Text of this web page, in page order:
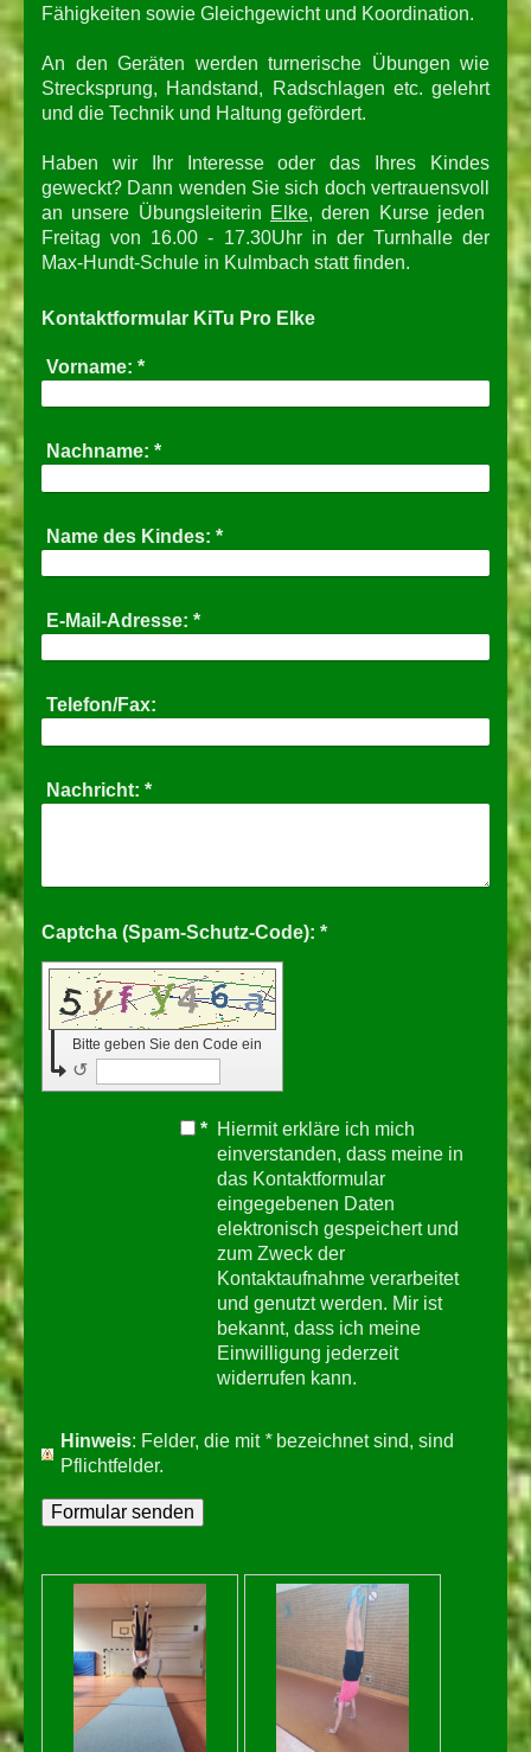
Fähigkeiten sowie Gleichgewicht und Koordination.
An den Geräten werden turnerische Übungen wie
Strecksprung, Handstand, Radschlagen etc. gelehrt
und die Technik und Haltung gefördert.
Haben wir Ihr Interesse oder das Ihres Kindes
geweckt? Dann wenden Sie sich doch vertrauensvoll
an unsere Übungsleiterin Elke, deren Kurse jeden
Freitag von 16.00 - 17.30Uhr in der Turnhalle der
Max-Hundt-Schule in Kulmbach statt finden.
Kontaktformular KiTu Pro Elke
Vorname: *
Nachname: *
Name des Kindes: *
E-Mail-Adresse: *
Telefon/Fax:
Nachricht: *
Captcha (Spam-Schutz-Code): *
Bitte geben Sie den Code ein
↺
* Hiermit erkläre ich mich
einverstanden, dass meine in
das Kontaktformular
eingegebenen Daten
elektronisch gespeichert und
zum Zweck der
Kontaktaufnahme verarbeitet
und genutzt werden. Mir ist
bekannt, dass ich meine
Einwilligung jederzeit
widerrufen kann.
Hinweis : Felder, die mit *bezeichnet sind, sind
Pflichtfelder.